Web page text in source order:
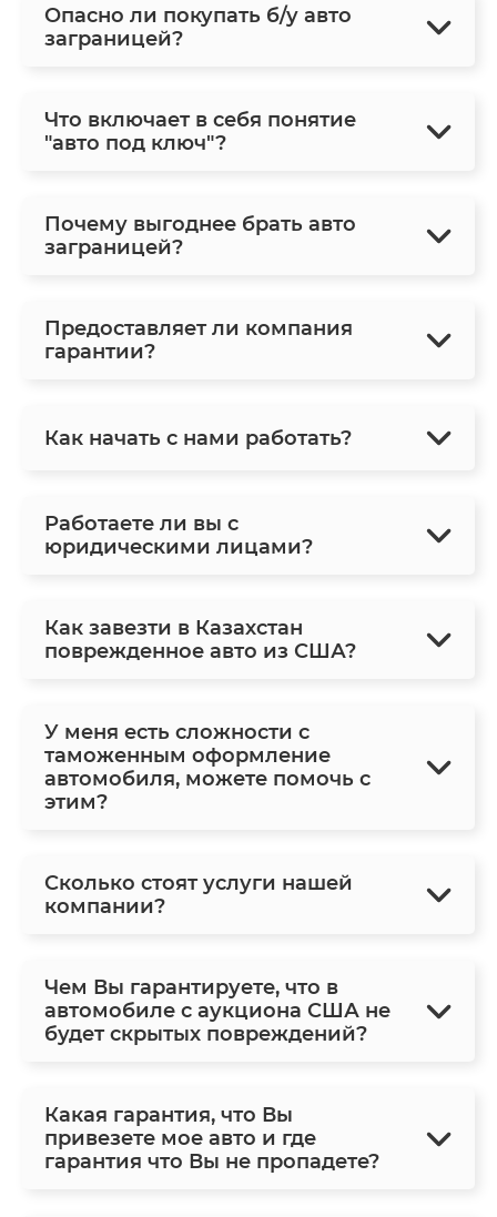
Опасно ли покупать б/у авто
заграницей?
Что включает в себя понятие
"авто под ключ"?
Почему выгоднее брать авто
заграницей?
Предоставляет ли компания
гарантии?
Как начать с нами работать?
Работаете ли вы с
юридическими лицами?
Как завезти в Казахстан
поврежденное авто из США?
У меня есть сложности с
таможенным оформление
автомобиля, можете помочь с
этим?
Сколько стоят услуги нашей
компании?
Чем Вы гарантируете, что в
автомобиле с аукциона США не
будет скрытых повреждений?
Какая гарантия, что Вы
привезете мое авто и где
гарантия что Вы не пропадете?